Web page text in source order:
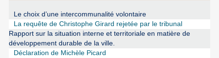
Le choix d’une intercommunalité volontaire
La requête de Christophe Girard rejetée par le tribunal
Rapport sur la situation interne et territoriale en matière de
développement durable de la ville.
Déclaration de Michèle Picard